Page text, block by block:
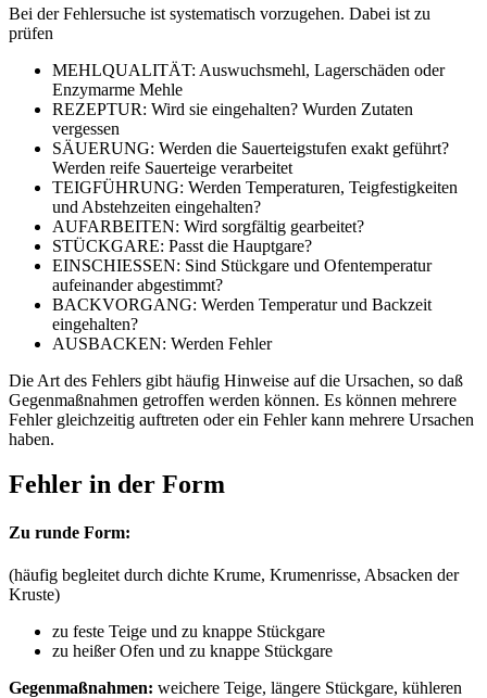
Bei der Fehlersuche ist systematisch vorzugehen. Dabei ist zu
prüfen
MEHLQUALITÄT: Auswuchsmehl, Lagerschäden oder
Enzymarme Mehle
REZEPTUR: Wird sie eingehalten? Wurden Zutaten
vergessen
SÄUERUNG: Werden die Sauerteigstufen exakt geführt?
Werden reife Sauerteige verarbeitet
TEIGFÜHRUNG: Werden Temperaturen, Teigfestigkeiten
und Abstehzeiten eingehalten?
AUFARBEITEN: Wird sorgfältig gearbeitet?
STÜCKGARE: Passt die Hauptgare?
EINSCHIESSEN: Sind Stückgare und Ofentemperatur
aufeinander abgestimmt?
BACKVORGANG: Werden Temperatur und Backzeit
eingehalten?
AUSBACKEN: Werden Fehler
Die Art des Fehlers gibt häufig Hinweise auf die Ursachen, so daß
Gegenmaßnahmen getroffen werden können. Es können mehrere
Fehler gleichzeitig auftreten oder ein Fehler kann mehrere Ursachen
haben.
Fehler in der Form
Zu runde Form:
(häufig begleitet durch dichte Krume, Krumenrisse, Absacken der
Kruste)
zu feste Teige und zu knappe Stückgare
zu heißer Ofen und zu knappe Stückgare
Gegenmaßnahmen: weichere Teige, längere Stückgare, kühleren